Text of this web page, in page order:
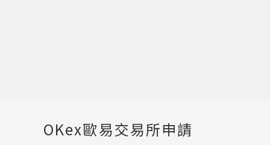
OKex歐易交易所申請